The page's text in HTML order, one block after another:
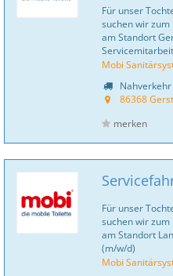
Für unser
suchen wir
am Standort
Mobi
Nahverkehr
86368
merken
Für unser
suchen wir
am Standort
(m/w/d)
Mobi